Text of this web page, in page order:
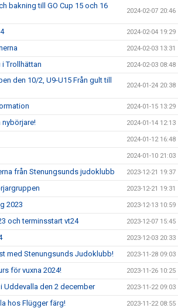
bakning till GO Cup 15 och 16
2024-02-07 20:46
2024-02-04 19:29
2024-02-03 13:31
i Trollhättan 2024-02-03 08:48
den 10/2, U9-U15 Från gult till
2024-01-24 20:38
2024-01-15 13:29
2024-01-14 12:13
2024-01-12 16:48
2024-01-10 21:03
från Stenungsunds judoklubb 2023-12-21 19:37
2023-12-21 19:31
2023 2023-12-13 10:59
och terminsstart vt24 2023-12-07 15:45
2023-12-03 20:33
med Stenungsunds Judoklubb! 2023-11-28 09:03
för vuxna 2024! 2023-11-26 10:25
Uddevalla den 2 december 2023-11-22 09:03
hos Flügger färg! 2023-11-22 08:55